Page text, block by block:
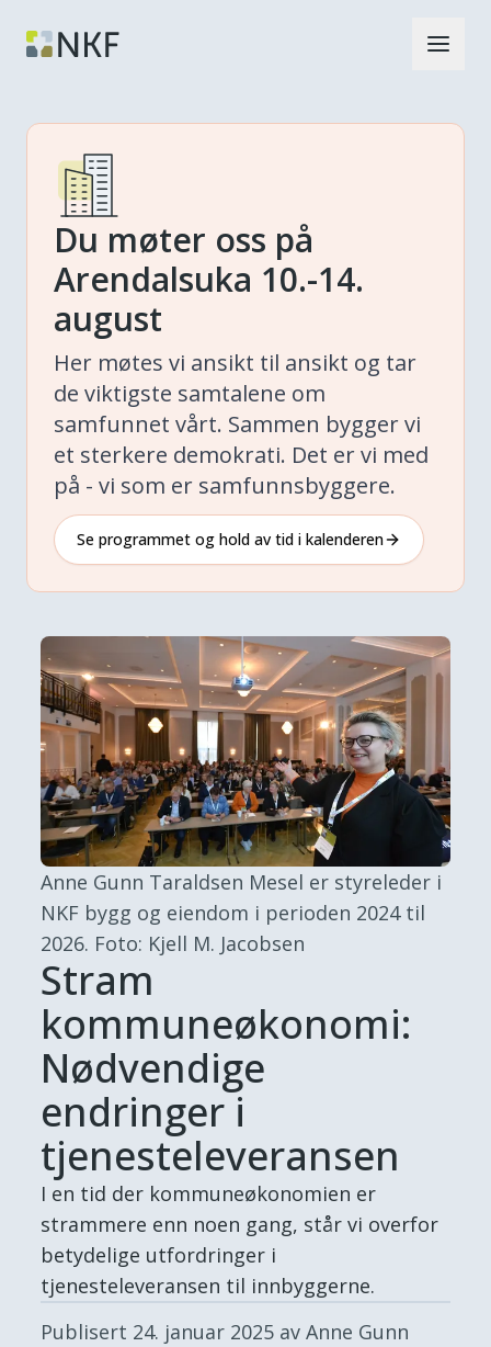
Du møter oss på
Arendalsuka 10.-14.
august
Her møtes vi ansikt til ansikt og tar
de viktigste samtalene om
samfunnet vårt. Sammen bygger vi
et sterkere demokrati. Det er vi med
på - vi som er samfunnsbyggere.
Se programmet og hold av tid i kalenderen
Anne Gunn Taraldsen Mesel er styreleder i
NKF bygg og eiendom i perioden 2024 til
2026. Foto: Kjell M. Jacobsen
Stram
kommuneøkonomi:
Nødvendige
endringer i
tjenesteleveransen
I en tid der kommuneøkonomien er
strammere enn noen gang, står vi overfor
betydelige utfordringer i
tjenesteleveransen til innbyggerne.
Publisert 24. januar 2025 av Anne Gunn